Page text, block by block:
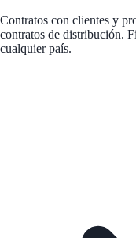
Contratos con clientes y
contratos de distribución.
cualquier país.